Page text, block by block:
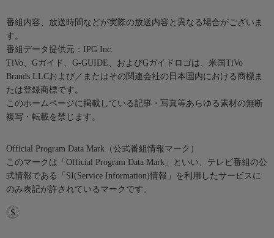
番組内容、放送時間などが実際の放送内容と異なる場合がございま
す。
番組データ提供元：IPG Inc.
TiVo、Gガイド、G-GUIDE、およびGガイドロゴは、米国TiVo
Brands LLCおよび／またはその関連会社の日本国内における商標ま
たは登録商標です。
このホームページに掲載している記事・写真等あらゆる素材の無断
複写・転載を禁じます。
Official Program Data Mark（公式番組情報マーク）
このマークは「Official Program Data Mark」といい、テレビ番組の公
式情報である「SI(Service Information)情報」を利用したサービスに
のみ表記が許されているマークです。